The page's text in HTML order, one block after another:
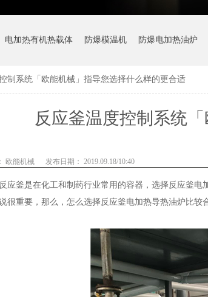
电加热有机热载体 防爆模温机 防爆电加热油炉
制系统「欧能机械」指导您选择什么样的更合适
反应釜温度控制系统
欧能机械 发布日期： 2019.09.18/10:40
反应釜是在化工和制药行业常用的容器，选择反应釜
很重要，那么，怎么选择反应釜电加热导热油炉比较